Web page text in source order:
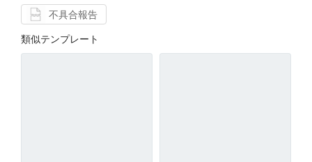
不具合報告
類似テンプレート